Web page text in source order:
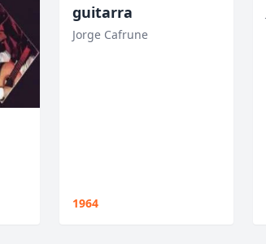
guitarra
Jorge Cafrune
1964